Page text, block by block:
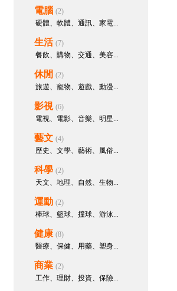
哦】line 97662p西屯區叫舒壓#台
中一夜情#台中找妹妹#中區叫服務
#按摩#空姐#學生妹#人妻#少婦
臺灣約妹瀨97662p
樹：Gleezy搜id：yy6929【可直接
聊天哦】
臺灣約妹瀨97662p
參與回應：
小媛外送茶約妹賴97662p或
TG:y6929高雄/新竹無套妹/小港/新
得/左營/竹北外送茶照片/新竹/高雄
外送茶電話/
臺灣約妹瀨97662p
台北外送茶加賴97662p或手機下載
台北外送茶 Telegram 搜索@y6929
台北約學生妹妹 酒店上門服務 松
台灣小媛臺灣出差外送茶留言板瀨
97662p台灣北中南全台服務純台正
電腦 (2)
硬體、軟體、通訊、家電...
生活 (7)
餐飲、購物、交通、美容...
休閒 (2)
旅遊、寵物、遊戲、動漫...
影視 (6)
電視、電影、音樂、明星...
藝文 (4)
歷史、文學、藝術、風俗...
科學 (2)
天文、地理、自然、生物...
運動 (2)
棒球、籃球、撞球、游泳...
健康 (8)
醫療、保健、用藥、塑身...
商業 (2)
工作、理財、投資、保險...